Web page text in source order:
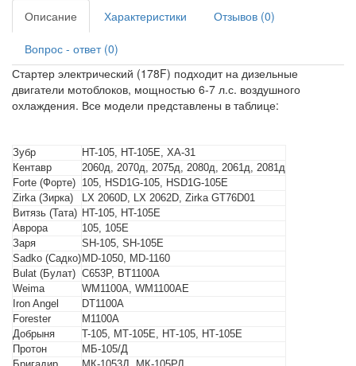
Описание
Характеристики Отзывов (0)
Вопрос - ответ (0)
Стартер электрический (178F) подходит на дизельные
двигатели мотоблоков, мощностью 6-7 л.с. воздушного
охлаждения. Все модели представлены в таблице:
Зубр
HT-105, HT-105E, ХА-31
Кентавр
2060д, 2070д, 2075д, 2080д, 2061д, 2081д
Forte (Форте) 105, HSD1G-105, HSD1G-105E
Zirka (Зирка)
LX 2060D, LX 2062D, Zirka GT76D01
Витязь (Тата) HT-105, HT-105E
Аврора
105, 105Е
Заря
SH-105, SH-105E
Sadko (Садко) MD-1050, MD-1160
Bulat (Булат) C653P, BT1100A
Weima
WM1100A, WM1100AE
Iron Angel
DT1100A
Forester
M1100A
Добрыня
T-105, МТ-105Е, НТ-105, НТ-105Е
Протон
МБ-105/Д